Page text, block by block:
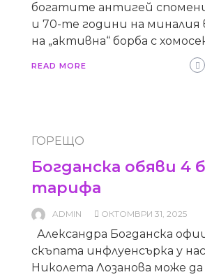
богатите антигей
и 70-те години на миналия
на „активна“ борба с
READ MORE
ГОРЕЩО
Богданска обяви 4
тарифа
ADMIN ОКТОМВРИ 31, 2025
Александра Богданска
скъпата инфлуенсърка у
Николета Лозанова може да